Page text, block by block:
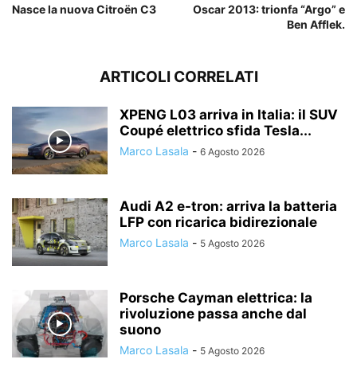
Nasce la nuova Citroën C3
Oscar 2013: trionfa “Argo” e
Ben Afflek.
ARTICOLI CORRELATI
XPENG L03 arriva in Italia: il SUV
Coupé elettrico sfida Tesla...
Marco Lasala - 6 Agosto 2026
Audi A2 e-tron: arriva la batteria
LFP con ricarica bidirezionale
Marco Lasala - 5 Agosto 2026
Porsche Cayman elettrica: la
rivoluzione passa anche dal
suono
Marco Lasala - 5 Agosto 2026